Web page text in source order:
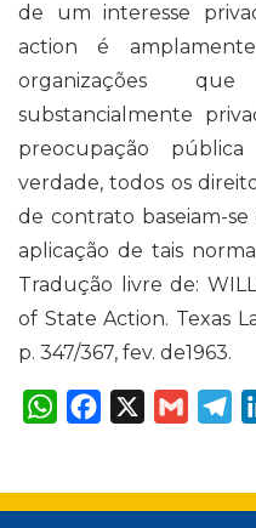
de um interesse
action é
organizações
substancialmente
preocupação
verdade, todos os
de contrato baseiam-
aplicação de tais
Tradução livre de:
of State Action. Texas
p. 347/367, fev. de1963.
W
h
A
p
F
a
o
o
X
G
m
T
e
r
a